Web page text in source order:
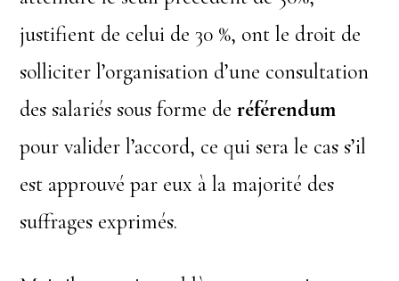
justifient de celui de 30 %, ont le droit de
solliciter l’organisation d’une consultation
des salariés sous forme deréférendum
pour valider l’accord, ce qui sera le cas s’il
est approuvé par eux à la majorité des
suffrages exprimés.